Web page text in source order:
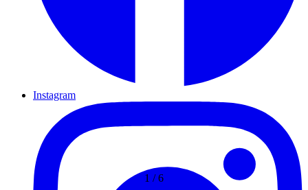
1 /6
Instagram